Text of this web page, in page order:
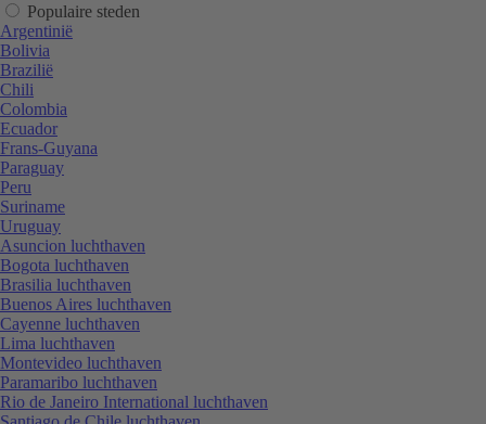
Populaire steden
Argentinië
Bolivia
Brazilië
Chili
Colombia
Ecuador
Frans-Guyana
Paraguay
Peru
Suriname
Uruguay
Asuncion luchthaven
Bogota luchthaven
Brasilia luchthaven
Buenos Aires luchthaven
Cayenne luchthaven
Lima luchthaven
Montevideo luchthaven
Paramaribo luchthaven
Rio de Janeiro International luchthaven